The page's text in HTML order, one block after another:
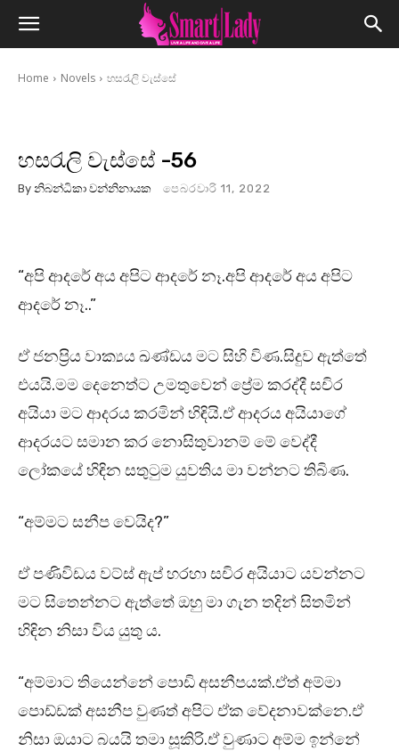
Home Novels හසරැලි වැස්සේ
හසරැලි වැස්සේ -56
By නිබන්ධිකා වන්නිනායක පෙබරවාරි 11, 2022
“අපි ආදරේ අය අපිට ආදරේ නෑ.අපි ආදරේ අය අපිට
ආදරේ නෑ..”
ඒ ජනප්‍රිය වාක්‍යය ඛණ්ඩය මට සිහි විණ.සිදුව ඇත්තේ
එයයි.මම දෙනෙත්ට උමතුවෙන් ප්‍රේම කරද්දී සචිර
අයියා මට ආදරය කරමින් හිඳියි.ඒ ආදරය අයියාගේ
ආදරයට සමාන කර නොසිතුවානම් මේ වෙද්දී
ලෝකයේ හිඳින සතුටුම යුවතිය මා වන්නට තිබිණ.
“අම්මට සනීප වෙයිද?”
ඒ පණිවිඩය වට්ස් ඇප් හරහා සචිර අයියාට යවන්නට
මට සිතෙන්නට ඇත්තේ ඔහු මා ගැන තදින් සිතමින්
හිඳින නිසා විය යුතු ය.
“අම්මාට තියෙන්නේ පොඩි අසනීපයක්.ඒත් අම්මා
පොඩ්ඩක් අසනීප වුණත් අපිට ඒක වේදනාවක්නෙ.ඒ
නිසා ඔයාට බයයි තමා සූකිරි.ඒ වුණාට අම්ම ඉන්නේ